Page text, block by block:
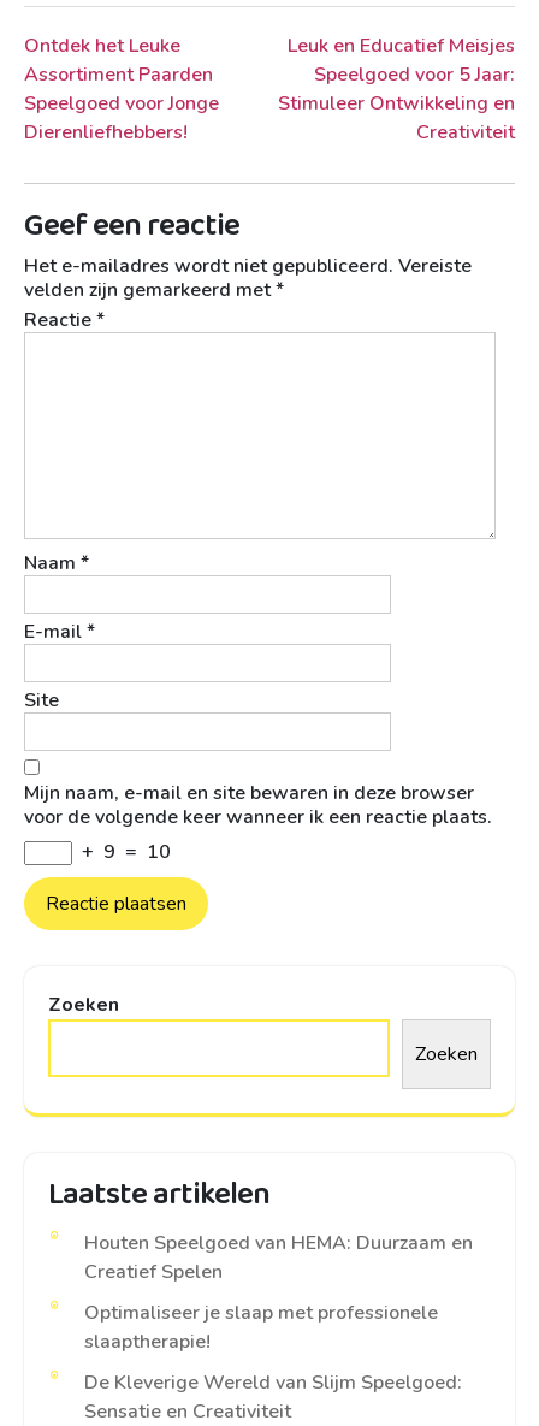
Berichtnavigatie
Ontdek het Leuke
Assortiment Paarden
Speelgoed voor Jonge
Dierenliefhebbers!
Leuk en Educatief Meisjes
Speelgoed voor 5 Jaar:
Stimuleer Ontwikkeling en
Creativiteit
Geef een reactie
Het e-mailadres wordt niet gepubliceerd. Vereiste
velden zijn gemarkeerd met*
Reactie*
Naam *
E-mail*
Site
Mijn naam, e-mail en site bewaren in deze browser
voor de volgende keer wanneer ik een reactie plaats.
+ 9 = 10
Zoeken
Zoeken
Laatste artikelen
Houten Speelgoed van HEMA: Duurzaam en
Creatief Spelen
Optimaliseer je slaap met professionele
slaaptherapie!
De Kleverige Wereld van Slijm Speelgoed:
Sensatie en Creativiteit